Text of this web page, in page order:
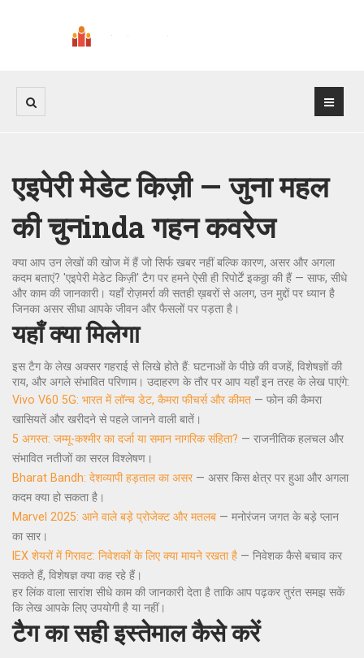
एइपेरी मेडेट किज़ी — जुना महल
की चुनinda गहन कवरेज
क्या आप उन लेखों की खोज में हैं जो सिर्फ खबर नहीं बल्कि कारण, असर और अगला
कदम बताएं? 'एइपेरी मेडेट किज़ी' टैग पर हमने ऐसी ही रिपोर्टें इकठ्ठा की हैं — साफ, सीधे
और काम की जानकारी। यहाँ रोज़मर्रा की सतही ख़बरों से अलग, उन मुद्दों पर ध्यान है
जिनका असर सीधा आपके जीवन और फैसलों पर पड़ता है।
यहाँ क्या मिलेगा
इस टैग के लेख अक्सर गहराई से लिखे होते हैं: घटनाओं के पीछे की वजहें, विशेषज्ञों की
राय, और अगले संभावित परिणाम। उदाहरण के तौर पर आप यहाँ इन तरह के लेख पाएंगे:
Vivo V60 5G: भारत में लॉन्च डेट, कैमरा फीचर्स और कीमत — फोन की कैमरा
खासियतें और खरीदने से पहले जानने वाली बातें।
5 अगस्त: जम्मू-कश्मीर का दर्जा या समान नागरिक संहिता? — राजनीतिक हलचल और
संभावित नतीजों का सरल विश्लेषण।
Bharat Bandh: देशव्यापी हड़ताल का असर— असर किस क्षेत्र पर हुआ और अगला
कदम क्या हो सकता है।
Marvel 2025: आने वाले बड़े प्रोजेक्ट और मतलब — मनोरंजन जगत के बड़े प्लान
का सार।
IEX शेयरों में गिरावट: निवेशकों के लिए क्या मायने रखता है — निवेशक कैसे बचाव कर
सकते हैं, विशेषज्ञ क्या कह रहे हैं।
हर लिंक वाला सारांश सीधे काम की जानकारी देता है ताकि आप पढ़कर तुरंत समझ सकें
कि लेख आपके लिए उपयोगी है या नहीं।
टैग का सही इस्तेमाल कैसे करें